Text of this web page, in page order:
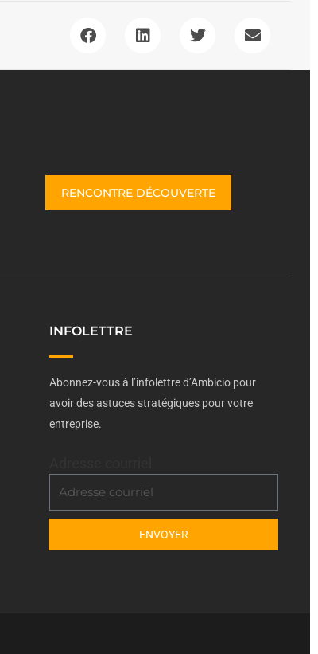
RENCONTRE DÉCOUVERTE
INFOLETTRE
Abonnez-vous à l’infolettre d’Ambicio pour
avoir des astuces stratégiques pour votre
entreprise.
ENVOYER